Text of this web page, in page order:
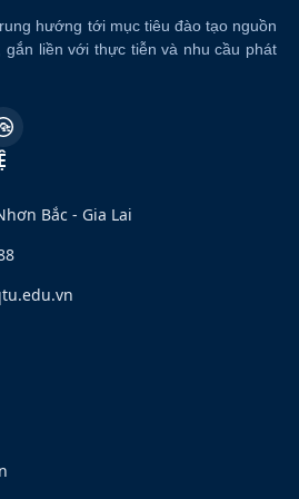
hướng tới mục tiêu đào tạo nguồn
liền với thực tiễn và nhu cầu phát
Bắc - Gia Lai